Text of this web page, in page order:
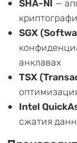
SHA-NI —
SGX
анклавах
TSX
Intel
сжатия